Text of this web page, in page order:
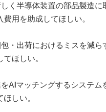
く半導体装置の部品製造に
を助成してほしい。
・出荷におけるミスを減ら
ほしい。
AIマッチングするシステム
しい。